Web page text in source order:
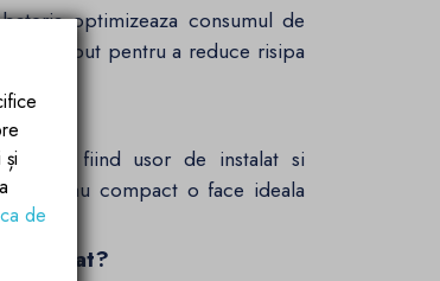
optimizeaza consumul de
conceput pentru a reduce risipa
fiind usor de instalat si
sau compact o face ideala
Mat?
de